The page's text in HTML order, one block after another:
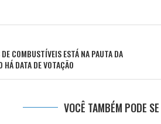
COMBUSTÍVEIS ESTÁ NA PAUTA DA
DATA DE VOTAÇÃO
VOCÊ TAMBÉM PODE